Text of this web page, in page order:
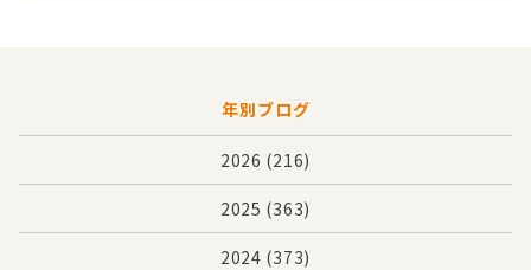
年別ブログ
2026 (216)
2025 (363)
2024 (373)